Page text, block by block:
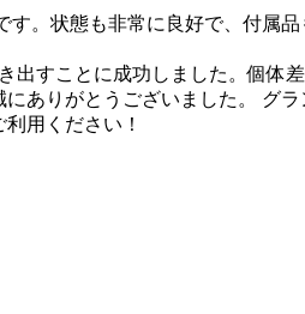
。状態も非常に良好で、付属
出すことに成功しました。個体
ありがとうございました。 グ
用ください！